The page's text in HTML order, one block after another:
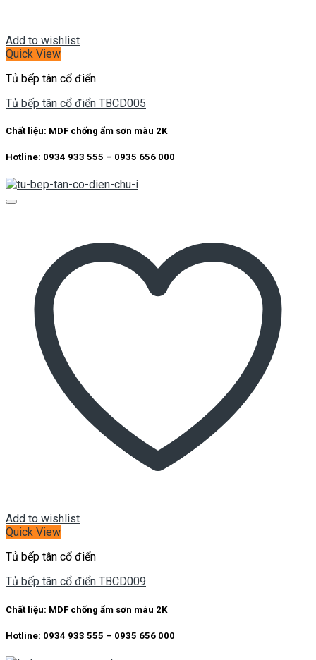
Add to wishlist
Quick View
Tủ bếp tân cổ điển
Tủ bếp tân cổ điển TBCD005
Chất liệu: MDF chống ẩm sơn màu 2K
Hotline: 0934 933 555 – 0935 656 000
Add to wishlist
Quick View
Tủ bếp tân cổ điển
Tủ bếp tân cổ điển TBCD009
Chất liệu: MDF chống ẩm sơn màu 2K
Hotline: 0934 933 555 – 0935 656 000